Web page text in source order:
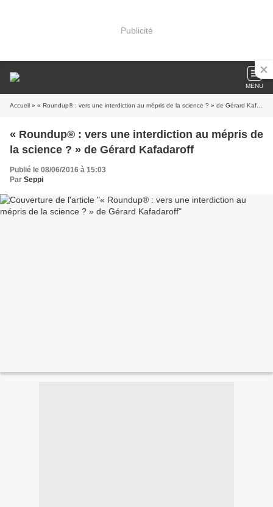
Publicité
MENU
Accueil » « Roundup® : vers une interdiction au mépris de la science ? » de Gérard Kafadaroff
« Roundup® : vers une interdiction au mépris de
la science ? » de Gérard Kafadaroff
Publié le 08/06/2016 à 15:03
Par Seppi